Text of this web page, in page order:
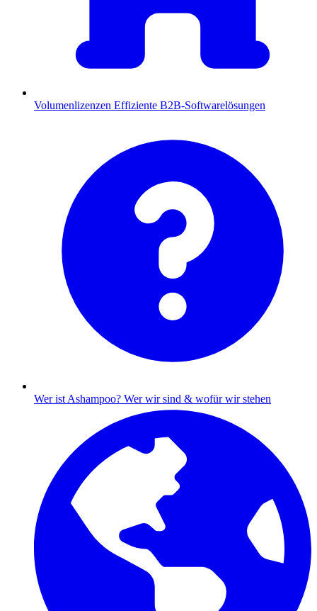
Volumenlizenzen Effiziente B2B-Softwarelösungen
Wer ist Ashampoo? Wer wir sind & wofür wir stehen